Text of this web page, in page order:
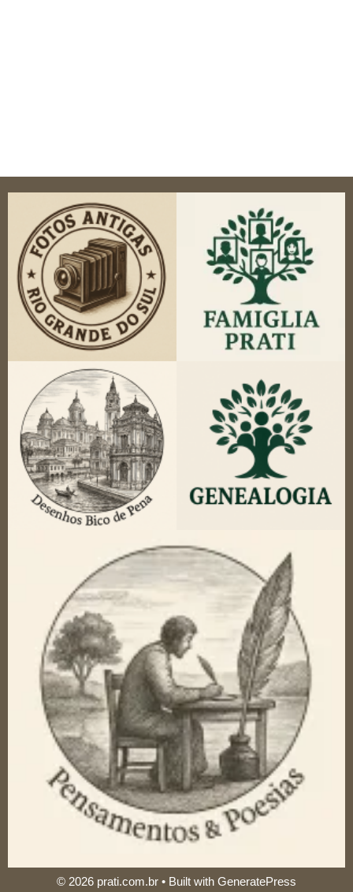
© 2026 prati.com.br • Built with GeneratePress